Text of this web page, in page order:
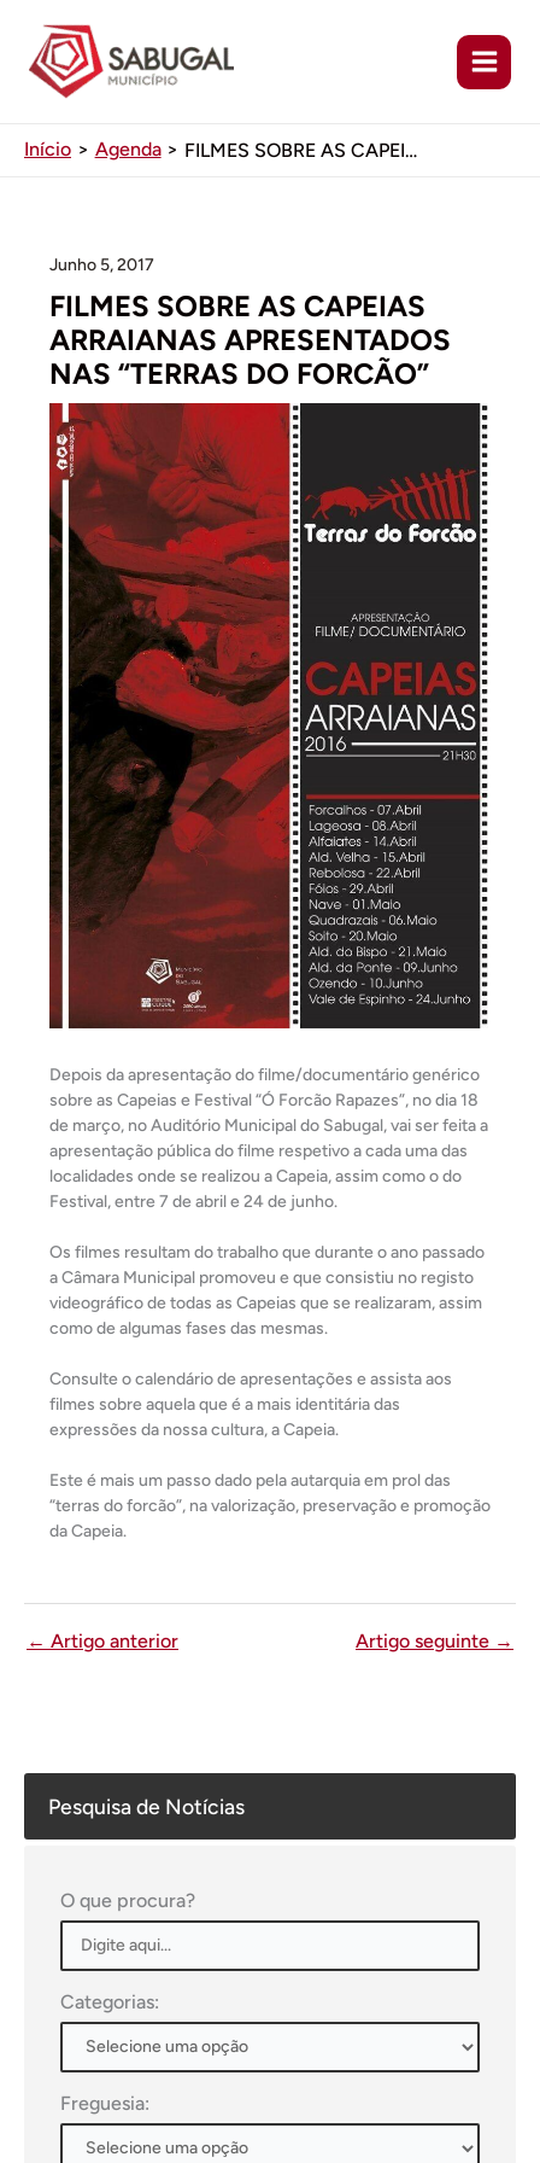
conteúdo
Início Agenda FILMES SOBRE AS CAPEIAS ARRAIANAS APRESENTADOS NAS “TERRAS DO FORCÃO”
Pesquisa de Notícias
O que procura?
Categorias:
Freguesia:
Junho 5, 2017
FILMES SOBRE AS CAPEIAS
ARRAIANAS APRESENTADOS
NAS “TERRAS DO FORCÃO”
Depois da apresentação do filme/documentário genérico
sobre as Capeias e Festival “Ó Forcão Rapazes”, no dia 18
de março, no Auditório Municipal do Sabugal, vai ser feita a
apresentação pública do filme respetivo a cada uma das
localidades onde se realizou a Capeia, assim como o do
Festival, entre 7 de abril e 24 de junho.
Os filmes resultam do trabalho que durante o ano passado
a Câmara Municipal promoveu e que consistiu no registo
videográfico de todas as Capeias que se realizaram, assim
como de algumas fases das mesmas.
Consulte o calendário de apresentações e assista aos
filmes sobre aquela que é a mais identitária das
expressões da nossa cultura, a Capeia.
Este é mais um passo dado pela autarquia em prol das
“terras do forcão”, na valorização, preservação e promoção
da Capeia.
← Artigo anterior Artigo seguinte →